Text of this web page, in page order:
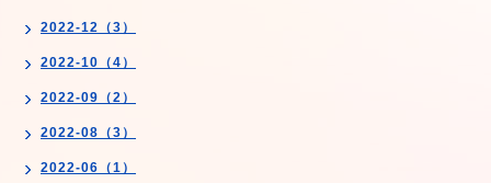
2022-12（3）
2022-10（4）
2022-09（2）
2022-08（3）
2022-06（1）